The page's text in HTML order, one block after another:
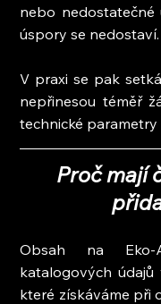
nebo nedostatečné
úspory se nedostaví.
V praxi se pak
nepřinesou téměř
technické
Proč mají
Obsah na Eko-
katalogových údajů
které získáváme při